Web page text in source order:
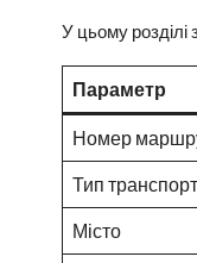
У цьому розділі
Параметр
Номер
Тип
Місто